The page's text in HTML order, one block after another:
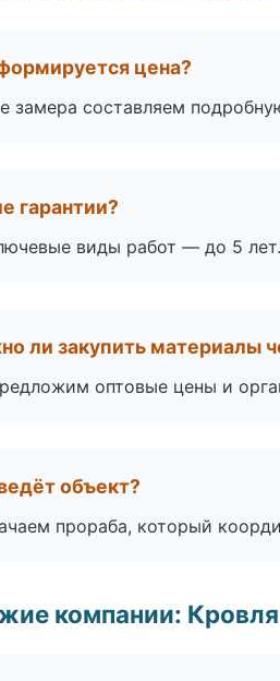
цена?
замера составляем
гарантии?
виды работ — до 5
ли закупить материалы
оптовые цены и
объект?
прораба, который
компании: